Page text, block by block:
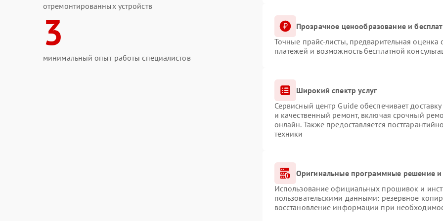
отремонтированных устройств
3
минимальный опыт работы специалистов
Прозрачное ценообразование и
Точные прайс-листы, предварительная оценка
платежей и возможность бесплатной
Широкий спектр услуг
Сервисный центр Guide обеспечивает
и качественный ремонт, включая срочный
онлайн. Также предоставляется
техники
Оригинальные программные решение
Использование официальных прошивок и
пользовательскими данными: резервное
восстановление информации при